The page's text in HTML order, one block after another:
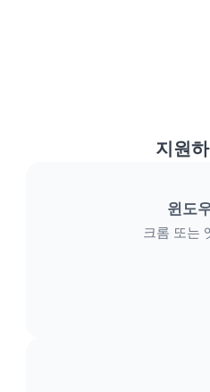
지원
윈도
크롬 또는